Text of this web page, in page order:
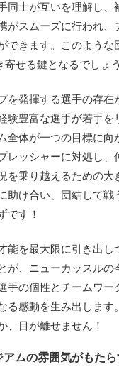
同士が互いを理解し、
がスムーズに行われ、
できます。このような
せる鍵となるでしょう
を発揮する選手の存在
験豊富な選手が若手を
全体が一つの目標に向
レッシャーに対処し、
を乗り越えるための大
助け合い、団結して戦
です！
能を最大限に引き出し
が、ニューカッスルの
手の個性とチームワー
る感動を生み出します
、目が離せません！
ムの雰囲気がもた